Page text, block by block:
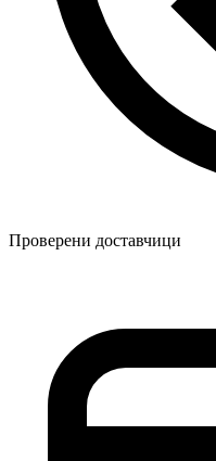
Проверени доставчици